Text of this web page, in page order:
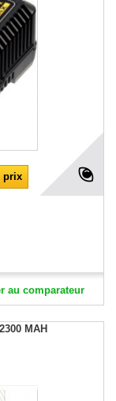
prix
au comparateur
MAH